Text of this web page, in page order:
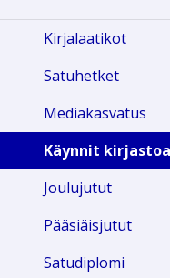
Kirjalaatikot
Satuhetket
Mediakasvatus
Käynnit
Joulujutut
Pääsiäisjutut
Satudiplomi